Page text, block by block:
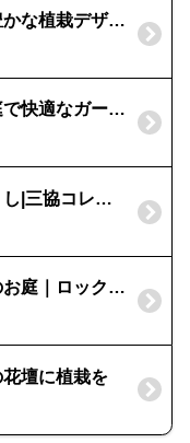
三重県名張市：色彩豊かな植栽デザイン | コニファーガーデン
奈良市：砂利敷のお庭で快適なガーデンライフ
奈良市：花壇と目かくし|三協コレット
香芝市：緑いっぱいのお庭｜ロックガーデン
壇に植栽を